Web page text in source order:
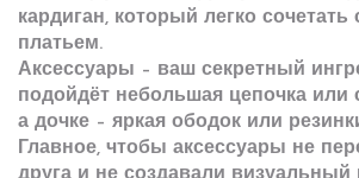
кардиган, который легко
платьем.
Аксессуары – ваш секретный
подойдёт небольшая цепочка или
а дочке – яркая ободок или
Главное, чтобы аксессуары не